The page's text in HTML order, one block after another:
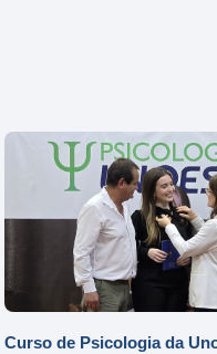
Curso de Psicologia da